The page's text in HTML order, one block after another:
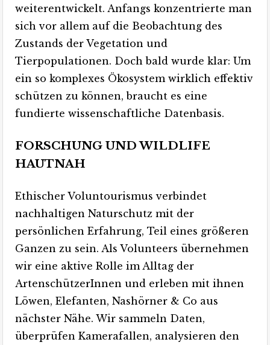
weiterentwickelt. Anfangs konzentrierte man
sich vor allem auf die Beobachtung des
Zustands der Vegetation und
Tierpopulationen. Doch bald wurde klar: Um
ein so komplexes Ökosystem wirklich effektiv
schützen zu können, braucht es eine
fundierte wissenschaftliche Datenbasis.
FORSCHUNG UND WILDLIFE
HAUTNAH
Ethischer Voluntourismus verbindet
nachhaltigen Naturschutz mit der
persönlichen Erfahrung, Teil eines größeren
Ganzen zu sein. Als Volunteers übernehmen
wir eine aktive Rolle im Alltag der
ArtenschützerInnen und erleben mit ihnen
Löwen, Elefanten, Nashörner & Co aus
nächster Nähe. Wir sammeln Daten,
überprüfen Kamerafallen, analysieren den